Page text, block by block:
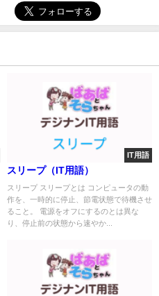
IT用語
スリープ（IT用語）
スリープ スリープとは コンピュータの動
作を、一時的に停止、節電状態で待機させ
ること。 電源をオフにするのとは異な
り、停止前の状態から速やか...